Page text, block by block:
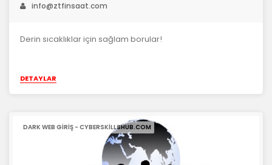
info@ztfinsaat.com
Derin sıcaklıklar için sağlam borular!
DETAYLAR
DARK WEB GIRIŞ - CYBERSKILLSHUB.COM